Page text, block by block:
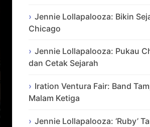
Jennie Lollapalooza: Bikin
Chicago
Jennie Lollapalooza: Pukau
dan Cetak Sejarah
Iration Ventura Fair: Band
Malam Ketiga
Jennie Lollapalooza: ‘Ruby’